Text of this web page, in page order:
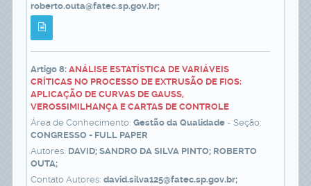
roberto.outa@fatec.sp.gov.br;
Artigo 8: ANÁLISE ESTATÍSTICA DE VARIÁVEIS
CRÍTICAS NO PROCESSO DE EXTRUSÃO DE FIOS:
APLICAÇÃO DE CURVAS DE GAUSS,
VEROSSIMILHANÇA E CARTAS DE CONTROLE
Área de Conhecimento: Gestão da Qualidade - Seção:
CONGRESSO - FULL PAPER
Autores: DAVID; SANDRO DA SILVA PINTO; ROBERTO
OUTA;
Contato Autores: david.silva125@fatec.sp.gov.br;